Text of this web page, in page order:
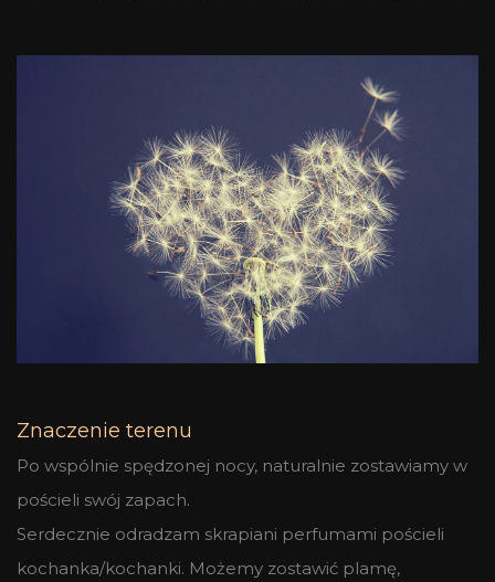
Znaczenie terenu
Po wspólnie spędzonej nocy, naturalnie zostawiamy w
pościeli swój zapach.
Serdecznie odradzam skrapiani perfumami pościeli
kochanka/kochanki. Możemy zostawić plamę,